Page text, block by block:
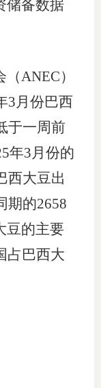
备数据
ANEC）
3月份巴西
于一周前
年3月份的
西大豆出
期的2658
豆的主要
占巴西大